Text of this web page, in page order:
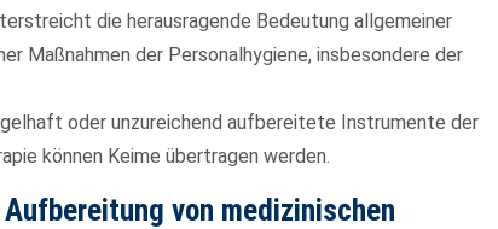
die herausragende Bedeutung allgemeiner
Maßnahmen der Personalhygiene, insbesondere der
oder unzureichend aufbereitete Instrumente der
können Keime übertragen werden.
von medizinischen